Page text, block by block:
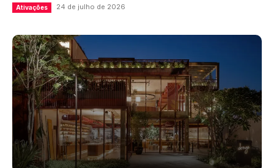
Ativações 24 de julho de 2026